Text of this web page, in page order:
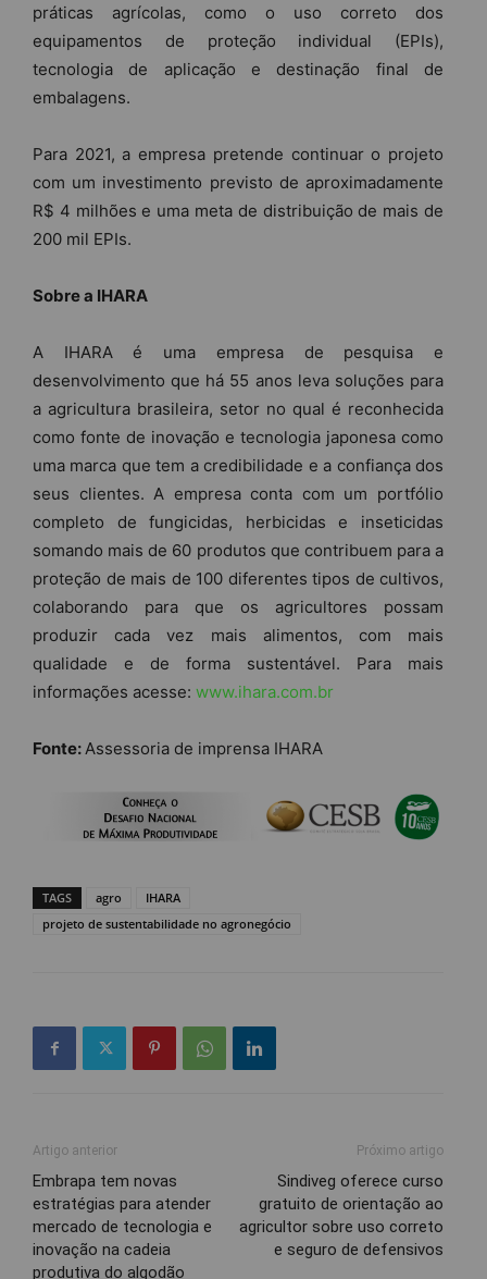
práticas agrícolas, como o uso correto dos
equipamentos de proteção individual (EPIs),
tecnologia de aplicação e destinação final de
embalagens.
Para 2021, a empresa pretende continuar o projeto
com um investimento previsto de aproximadamente
R$ 4 milhões e uma meta de distribuição de mais de
200 mil EPIs.
Sobre a IHARA
A IHARA é uma empresa de pesquisa e
desenvolvimento que há 55 anos leva soluções para
a agricultura brasileira, setor no qual é reconhecida
como fonte de inovação e tecnologia japonesa como
uma marca que tem a credibilidade e a confiança dos
seus clientes. A empresa conta com um portfólio
completo de fungicidas, herbicidas e inseticidas
somando mais de 60 produtos que contribuem para a
proteção de mais de 100 diferentes tipos de cultivos,
colaborando para que os agricultores possam
produzir cada vez mais alimentos, com mais
qualidade e de forma sustentável. Para mais
informações acesse: www.ihara.com.br
Fonte: Assessoria de imprensa IHARA
TAGS agro
IHARA
projeto de sustentabilidade no agronegócio
Artigo anterior
Embrapa tem novas
estratégias para atender
mercado de tecnologia e
inovação na cadeia
produtiva do algodão
Próximo artigo
Sindiveg oferece curso
gratuito de orientação ao
agricultor sobre uso correto
e seguro de defensivos